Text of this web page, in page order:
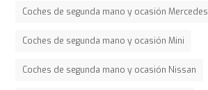
Coches de segunda mano y ocasión Mercedes
Coches de segunda mano y ocasión Mini
Coches de segunda mano y ocasión Nissan